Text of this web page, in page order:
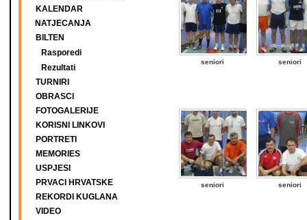
KALENDAR
NATJECANJA
BILTEN
Rasporedi
Rezultati
TURNIRI
OBRASCI
FOTOGALERIJE
KORISNI LINKOVI
PORTRETI
MEMORIES
USPJESI
PRVACI HRVATSKE
REKORDI KUGLANA
VIDEO
seniori seniori
seniori seniori